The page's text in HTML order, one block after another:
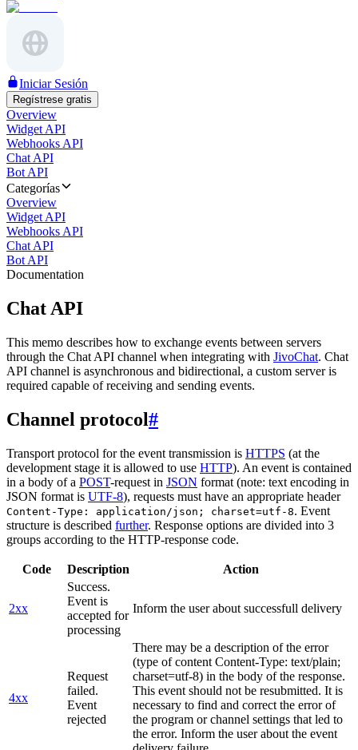
Iniciar Sesión
Regístrese gratis
Overview
Widget API
Webhooks API
Chat API
Bot API
Categorías
Overview
Widget API
Webhooks API
Chat API
Bot API
Documentation
Chat API
This memo describes how to exchange events between servers
through the Chat API channel when integrating with JivoChat. Chat
API channel is asynchronous and bidirectional, a custom server is
required capable of receiving and sending events.
Channel protocol#
Transport protocol for the event transmission is HTTPS (at the
development stage it is allowed to use HTTP). An event is contained
in a body of a POST-request in JSON format (note: text encoding in
JSON format is UTF-8), requests must have an appropriate header
Content-Type: application/json; charset=utf-8. Event
structure is described further. Response options are divided into 3
groups according to the HTTP-response code.
Code Description Action
2xx
Success.
Event is
accepted for
processing
Inform the user about successfull delivery
4xx
Request
failed.
Event
rejected
There may be a description of the error
(type of content Content-Type: text/plain;
charset=utf-8) in the body of the response.
This event should not be resubmitted. It is
necessary to find and correct the error of
the program or channel settings that led to
the error. Inform the user about the event